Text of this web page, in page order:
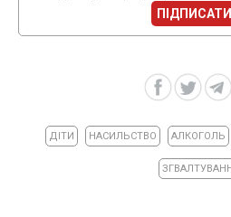
ДІТИ НАСИЛЬСТВО АЛКОГОЛЬ